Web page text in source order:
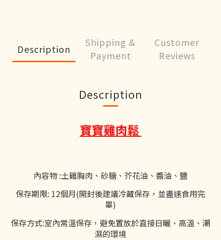
Description
Shipping &
Payment
Customer
Reviews
Description
寶寶雞肉鬆
內容物 :土雞胸肉、砂糖、芥花油、醬油、鹽
保存期限: 12個月(開封後建議冷藏保存，並盡速食用完
畢)
保存方式:室內常溫保存，避免置放於直接日曬、高溫、潮
濕的環境